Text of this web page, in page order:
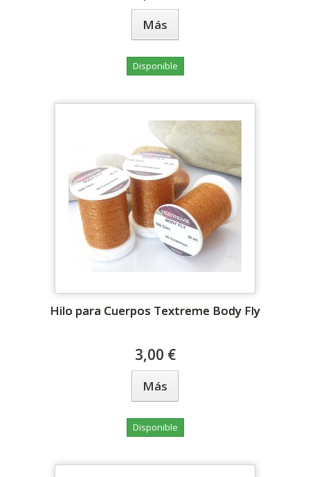
Más
Disponible
Hilo para Cuerpos Textreme Body Fly
3,00 €
Más
Disponible